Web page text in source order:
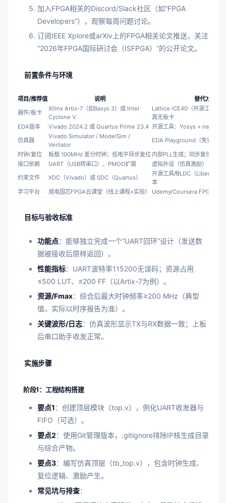
加入FPGA相关的Discord/Slack社区（如“FPGA
Developers”），观察每周问题讨论。
订阅IEEE Xplore或arXiv上的FPGA相关论文推送，关注
“2026年FPGA国际研讨会（ISFPGA）”的公开论文。
前置条件与环境
项目/推荐值 说明
替代方案
器件/板卡
Xilinx Artix-7（如Basys 3）或 Intel
Cyclone V
Lattice iCE40（开源工具链
真无板卡
EDA版本
Vivado 2024.2 或 Quartus Prime 23.4 开源工具：Yosys + nextpnr
仿真器
Vivado Simulator / ModelSim /
Verilator
EDA Playground（免安装）
时钟/复位
板载 100MHz 差分时钟；低电平异步复位 内部PLL生成；同步复位（需
接口依赖
UART（USB转串口）、PMOD扩展
虚拟外设（仿真激励）
约束文件
XDC（Vivado）或 SDC（Quartus）
开源工具用LDC（Libero）或
本
学习平台
成电国芯FPGA云课堂（线上课程+实验） Udemy/Coursera FPGA专项
目标与验收标准
功能点：能够独立完成一个“UART回环”设计（发送数
据被接收后原样返回）。
性能指标：UART波特率115200无误码；资源占用
≤500 LUT、≤200 FF（以Artix-7为例）。
资源/Fmax：综合后最大时钟频率≥200 MHz（典型
值，实际以时序报告为准）。
关键波形/日志：仿真波形显示TX与RX数据一致；上板
后串口助手收发正常。
实施步骤
阶段1：工程结构搭建
要点1：创建顶层模块（top.v），例化UART收发器与
FIFO（可选）。
要点2：使用Git管理版本，.gitignore排除IP核生成目录
与综合产物。
要点3：编写仿真顶层（tb_top.v），包含时钟生成、
复位逻辑、激励产生。
常见坑与排查：